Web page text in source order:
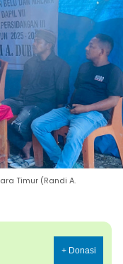
Timur (Randi A.
+ Donasi